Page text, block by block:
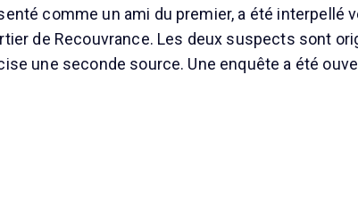
comme un ami du premier, a été interpellé
de Recouvrance. Les deux suspects sont
une seconde source. Une enquête a été